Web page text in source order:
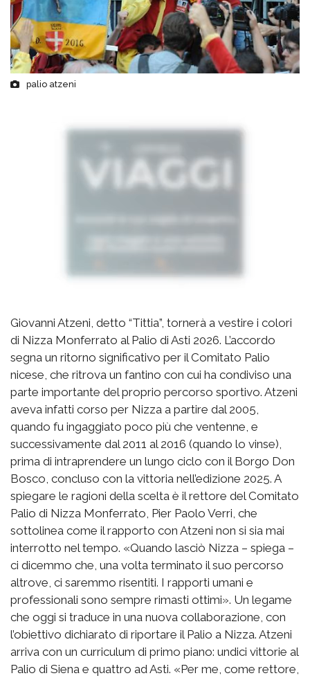
palio atzeni
Giovanni Atzeni, detto “Tittia”, tornerà a vestire i colori
di Nizza Monferrato al Palio di Asti 2026. L’accordo
segna un ritorno significativo per il Comitato Palio
nicese, che ritrova un fantino con cui ha condiviso una
parte importante del proprio percorso sportivo. Atzeni
aveva infatti corso per Nizza a partire dal 2005,
quando fu ingaggiato poco più che ventenne, e
successivamente dal 2011 al 2016 (quando lo vinse),
prima di intraprendere un lungo ciclo con il Borgo Don
Bosco, concluso con la vittoria nell’edizione 2025. A
spiegare le ragioni della scelta è il rettore del Comitato
Palio di Nizza Monferrato, Pier Paolo Verri, che
sottolinea come il rapporto con Atzeni non si sia mai
interrotto nel tempo. «Quando lasciò Nizza – spiega –
ci dicemmo che, una volta terminato il suo percorso
altrove, ci saremmo risentiti. I rapporti umani e
professionali sono sempre rimasti ottimi». Un legame
che oggi si traduce in una nuova collaborazione, con
l’obiettivo dichiarato di riportare il Palio a Nizza. Atzeni
arriva con un curriculum di primo piano: undici vittorie al
Palio di Siena e quattro ad Asti. «Per me, come rettore,